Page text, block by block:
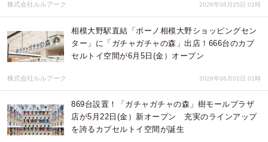
株式会社ルルアーク 2026年06月25日 01時
相模大野駅直結「ボーノ相模大野ショッピングセン
ター」に「ガチャガチャの森」出店！666台のカプ
セルトイ空間が6月5日(金）オープン
株式会社ルルアーク 2026年06月02日 01時
869台設置！「ガチャガチャの森」樹モールプラザ
店が5月22日(金）新オープン 充実のラインアップ
を誇るカプセルトイ空間が誕生